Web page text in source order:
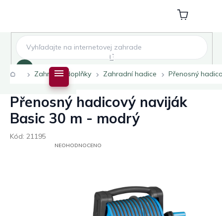
Nákupní
košík
DomůZahradní doplňky Zahradní hadice Přenosný
Přenosný hadicový naviják
Basic 30 m - modrý
Kód: 21195
PRŮMĚRNÉNEOHODNOCENO